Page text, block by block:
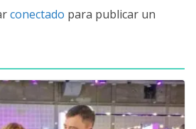
conectado para publicar un